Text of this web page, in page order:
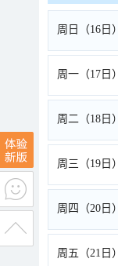
周日（16日）
周一（17日）
周二（18日）
周三（19日）
周四（20日）
周五（21日）